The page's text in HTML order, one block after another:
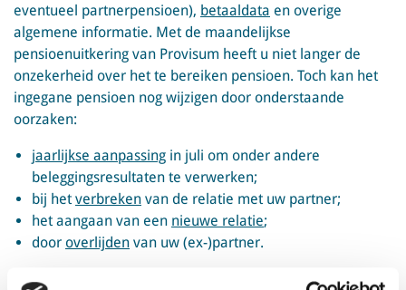
eventueel partnerpensioen), betaaldata en overige
algemene informatie. Met de maandelijkse
pensioenuitkering van Provisum heeft u niet langer de
onzekerheid over het te bereiken pensioen. Toch kan het
ingegane pensioen nog wijzigen door onderstaande
oorzaken:
jaarlijkse aanpassing in juli om onder andere
beleggingsresultaten te verwerken;
bij het verbreken van de relatie met uw partner;
het aangaan van een nieuwe relatie;
door overlijden van uw (ex-)partner.
Inhouding premies en belasting en toepassen